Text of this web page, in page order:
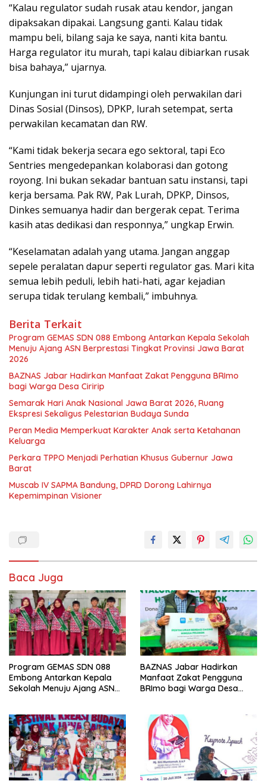
“Kalau regulator sudah rusak atau kendor, jangan
dipaksakan dipakai. Langsung ganti. Kalau tidak
mampu beli, bilang saja ke saya, nanti kita bantu.
Harga regulator itu murah, tapi kalau dibiarkan rusak
bisa bahaya,” ujarnya.
Kunjungan ini turut didampingi oleh perwakilan dari
Dinas Sosial (Dinsos), DPKP, lurah setempat, serta
perwakilan kecamatan dan RW.
“Kami tidak bekerja secara ego sektoral, tapi Eco
Sentries mengedepankan kolaborasi dan gotong
royong. Ini bukan sekadar bantuan satu instansi, tapi
kerja bersama. Pak RW, Pak Lurah, DPKP, Dinsos,
Dinkes semuanya hadir dan bergerak cepat. Terima
kasih atas dedikasi dan responnya,” ungkap Erwin.
“Keselamatan adalah yang utama. Jangan anggap
sepele peralatan dapur seperti regulator gas. Mari kita
semua lebih peduli, lebih hati-hati, agar kejadian
serupa tidak terulang kembali,” imbuhnya.
Berita Terkait
Program GEMAS SDN 088 Embong Antarkan Kepala Sekolah
Menuju Ajang ASN Berprestasi Tingkat Provinsi Jawa Barat
2026
BAZNAS Jabar Hadirkan Manfaat Zakat Pengguna BRImo
bagi Warga Desa Ciririp
Semarak Hari Anak Nasional Jawa Barat 2026, Ruang
Ekspresi Sekaligus Pelestarian Budaya Sunda
Peran Media Memperkuat Karakter Anak serta Ketahanan
Keluarga
Perkara TPPO Menjadi Perhatian Khusus Gubernur Jawa
Barat
Muscab IV SAPMA Bandung, DPRD Dorong Lahirnya
Kepemimpinan Visioner
Baca Juga
Program GEMAS SDN 088
Embong Antarkan Kepala
Sekolah Menuju Ajang ASN
BAZNAS Jabar Hadirkan
Manfaat Zakat Pengguna
BRImo bagi Warga Desa